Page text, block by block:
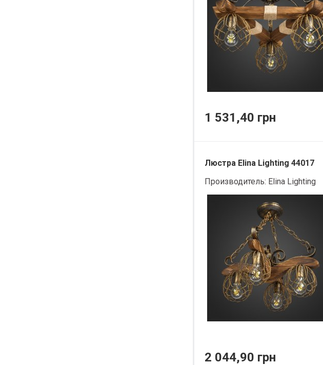
1 531,40 грн
Люстра Elina Lighting 44017
Производитель: Elina Lighting
2 044,90 грн